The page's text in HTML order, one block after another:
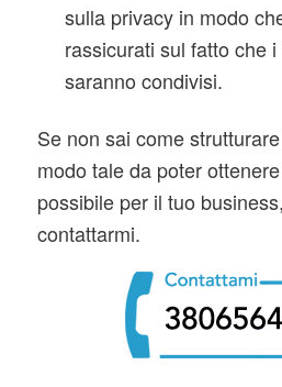
sulla privacy in modo
rassicurati sul fatto che
saranno condivisi.
Se non sai come
modo tale da poter
possibile per il tuo
contattarmi.